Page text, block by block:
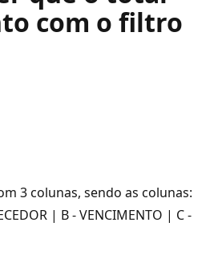
com o filtro
3 colunas, sendo as colunas:
| B - VENCIMENTO | C -